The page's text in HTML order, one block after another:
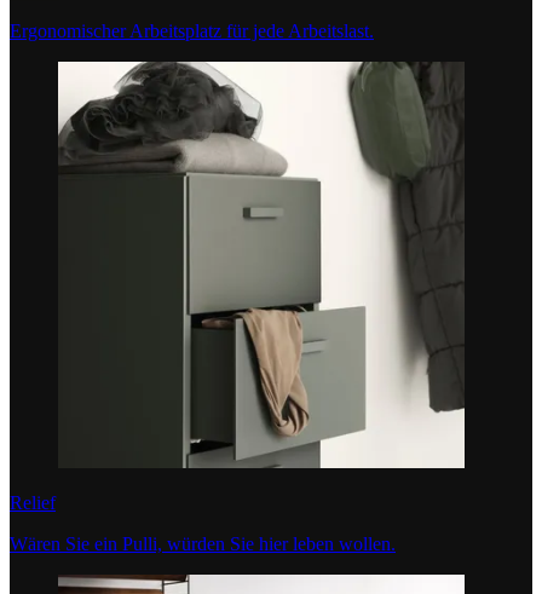
Ergonomischer Arbeitsplatz für jede Arbeitslast.
Relief
Wären Sie ein Pulli, würden Sie hier leben wollen.